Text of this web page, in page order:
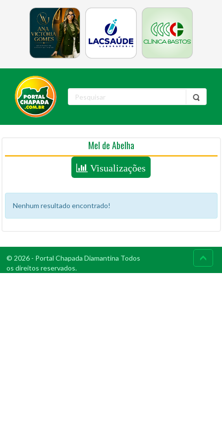
Mel de Abelha
Visualizações
Nenhum resultado encontrado!
© 2026 - Portal Chapada Diamantina Todos
os direitos reservados.